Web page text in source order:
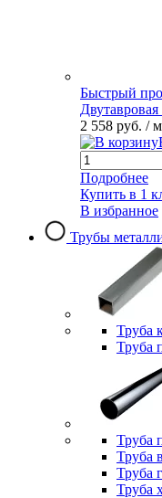
Быстрый
2 558 руб. / м
Подробнее
Купить в 1
В избранное
Трубы
Труба
Труба
Труба
Труба
Труба
Труба